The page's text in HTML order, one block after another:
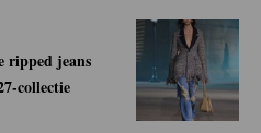
ripped jeans
collectie